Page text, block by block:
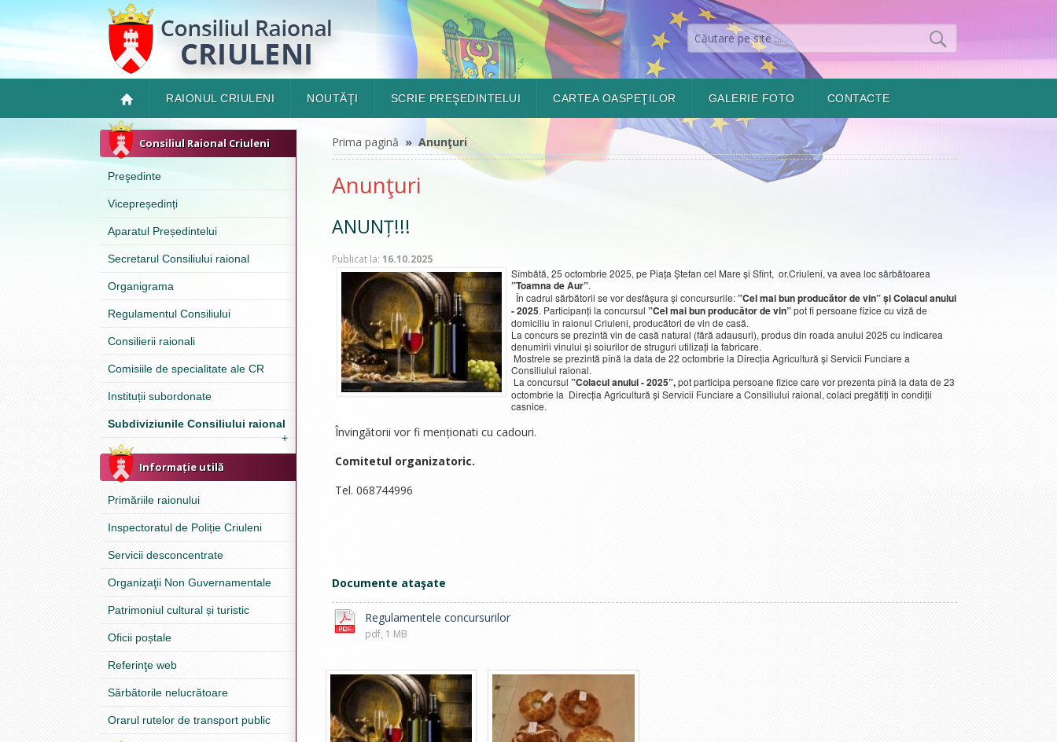
RAIONUL CRIULENI NOUTĂŢI SCRIE PREŞEDINTELUI CARTEA OASPEŢILOR GALERIE FOTO CONTACTE
Consiliul Raional Criuleni
Preşedinte
Vicepreședinți
Aparatul Președintelui
Secretarul Consiliului raional
Organigrama
Regulamentul Consiliului
Consilierii raionali
Comisiile de specialitate ale CR
Instituții subordonate
Subdiviziunile Consiliului raional
+
Informație utilă
Primăriile raionului
Inspectoratul de Poliție Criuleni
Servicii desconcentrate
Organizaţii Non Guvernamentale
Patrimoniul cultural și turistic
Oficii poștale
Referinţe web
Sărbătorile nelucrătoare
Orarul rutelor de transport public
Prima pagină » Anunţuri
Anunţuri
ANUNȚ!!!
Publicat la: 16.10.2025
Sîmbătă, 25 octombrie 2025, pe Piața Ștefan cel Mare și Sfînt, or.Criuleni, va avea loc sărbătoarea
”Toamna de Aur”.
În cadrul sărbătorii se vor desfășura și concursurile:”Cel mai bun producător de vin” și Colacul anului
- 2025. Participanți la concursul ”Cel mai bun producător de vin”pot fi persoane fizice cu viză de
domiciliu în raionul Criuleni, producători de vin de casă.
La concurs se prezintă vin de casă natural (fără adausuri), produs din roada anului 2025 cu indicarea
denumirii vinului și soiurilor de struguri utilizați la fabricare.
Mostrele se prezintă pînă la data de 22 octombrie la Direcția Agricultură și Servicii Funciare a
Consiliului raional.
La concursul ”Colacul anului - 2025”,pot participa persoane fizice care vor prezenta pînă la data de 23
octombrie la Direcția Agricultură și Servicii Funciare a Consiliului raional, colaci pregătiți în condiții
casnice.
Învingătorii vor fi menționati cu cadouri.
Comitetul organizatoric.
Tel. 068744996
Documente ataşate
Regulamentele concursurilor
pdf, 1 MB